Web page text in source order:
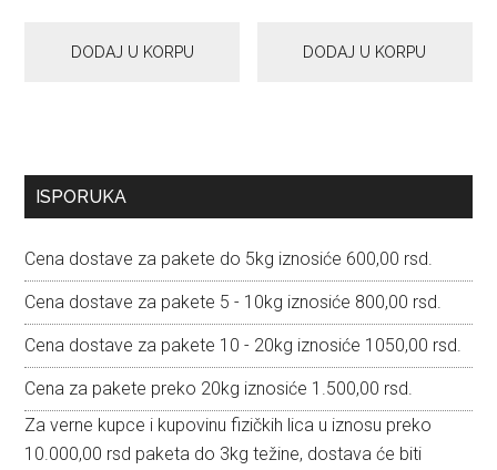
DODAJ U KORPU DODAJ U KORPU
Primary
ISPORUKA
Cena dostave za pakete do 5kg iznosiće 600,00 rsd.
Cena dostave za pakete 5 - 10kg iznosiće 800,00 rsd.
Cena dostave za pakete 10 - 20kg iznosiće 1050,00 rsd.
Cena za pakete preko 20kg iznosiće 1.500,00 rsd.
Za verne kupce i kupovinu fizičkih lica u iznosu preko
10.000,00 rsd paketa do 3kg težine, dostava će biti